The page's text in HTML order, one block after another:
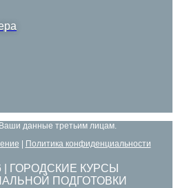
данные третьим лицам.
Политика конфиденциальности
| ГОРОДСКИЕ КУРСЫ
ПОДГОТОВКИ